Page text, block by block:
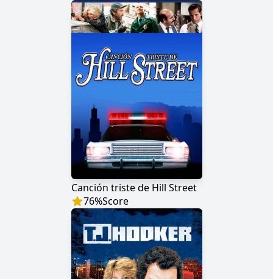
Canción triste de Hill Street
76%Score